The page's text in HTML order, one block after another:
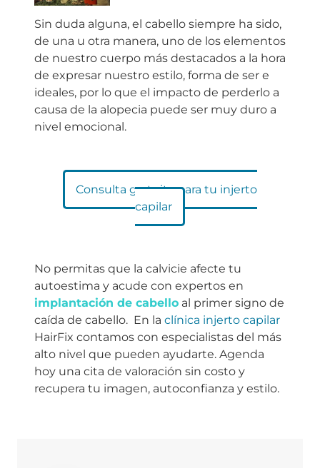
Sin duda alguna, el cabello siempre ha sido,
de una u otra manera, uno de los elementos
de nuestro cuerpo más destacados a la hora
de expresar nuestro estilo, forma de ser e
ideales, por lo que el impacto de perderlo a
causa de la alopecia puede ser muy duro a
nivel emocional.
Consulta gratuita para tu injerto
capilar
No permitas que la calvicie afecte tu
autoestima y acude con expertos en
implantación de cabello al primer signo de
caída de cabello. En la clínica injerto capilar
HairFix contamos con especialistas del más
alto nivel que pueden ayudarte. Agenda
hoy una cita de valoración sin costo y
recupera tu imagen, autoconfianza y estilo.